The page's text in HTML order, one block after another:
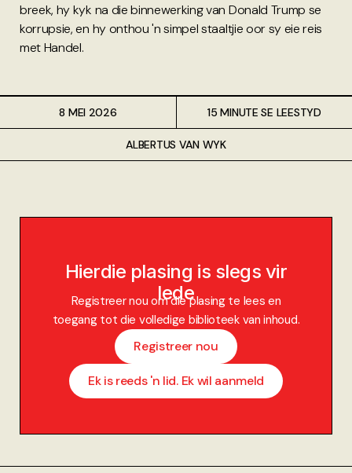
breek, hy kyk na die binnewerking van Donald Trump se
korrupsie, en hy onthou 'n simpel staaltjie oor sy eie reis
met Handel.
8 MEI 2026
ALBERTUS VAN WYK
15 MINUTE SE LEESTYD
Hierdie plasing is slegs vir
lede
Registreer nou om die plasing te lees en
toegang tot die volledige biblioteek van inhoud.
Registreer nou
Ek is reeds 'n lid. Ek wil aanmeld